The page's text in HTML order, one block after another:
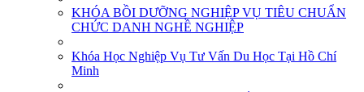
KHÓA BỒI DƯỠNG NGHIỆP VỤ TIÊU CHUẨN
CHỨC DANH NGHỀ NGHIỆP
Khóa Học Nghiệp Vụ Tư Vấn Du Học Tại Hồ Chí
Minh